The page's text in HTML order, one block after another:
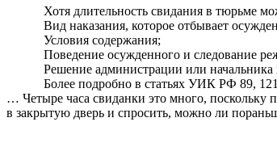
Хотя длительность свидания в тюрьме
Вид наказания, которое отбывает
Условия содержания;
Поведение осужденного и следование
Решение администрации или начальника
Более подробно в статьях УИК РФ 89,
… Четыре часа свиданки это много, поскольку
в закрытую дверь и спросить, можно ли